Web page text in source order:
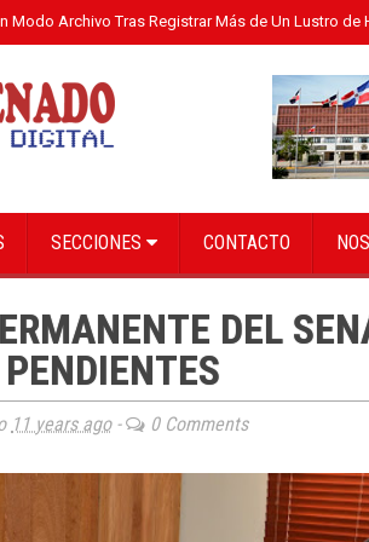
Modo Archivo Tras Registrar Más de Un Lustro de
SECCIONES CONTACTO
DEL
11 years ago- 0 Comments